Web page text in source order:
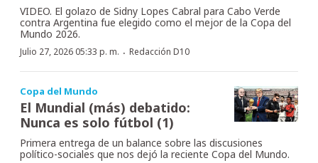
VIDEO. El golazo de Sidny Lopes Cabral para Cabo Verde
contra Argentina fue elegido como el mejor de la Copa del
Mundo 2026.
Julio 27, 2026 05:33 p. m. · Redacción D10
Copa del Mundo
El Mundial (más) debatido:
Nunca es solo fútbol (1)
Primera entrega de un balance sobre las discusiones
político-sociales que nos dejó la reciente Copa del Mundo.